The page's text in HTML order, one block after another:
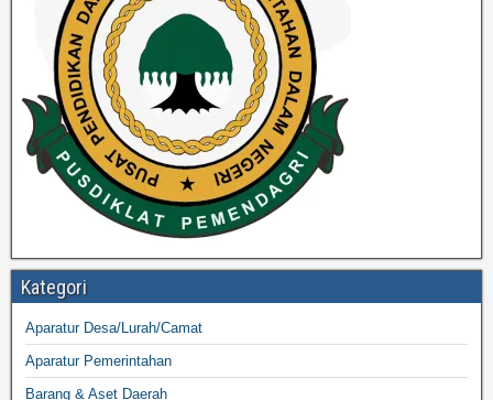
Kategori
Aparatur Desa/Lurah/Camat
Aparatur Pemerintahan
Barang & Aset Daerah